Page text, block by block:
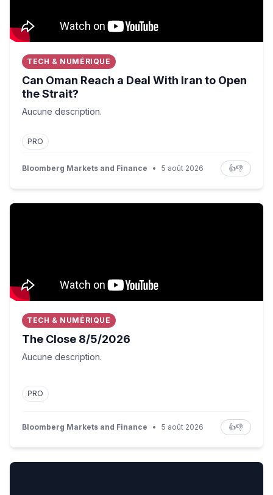
TECH & NUMÉRIQUE
Can Oman Reach a Deal With Iran to Open
the Strait?
Aucune description.
PRO
Bloomberg Markets and Finance • 5 août 2026 👍👎
The Close 8/5/2026
TECH & NUMÉRIQUE
The Close 8/5/2026
Aucune description.
PRO
Bloomberg Markets and Finance • 5 août 2026 👍👎
'Cambridge wanted someone like Jason Arday to